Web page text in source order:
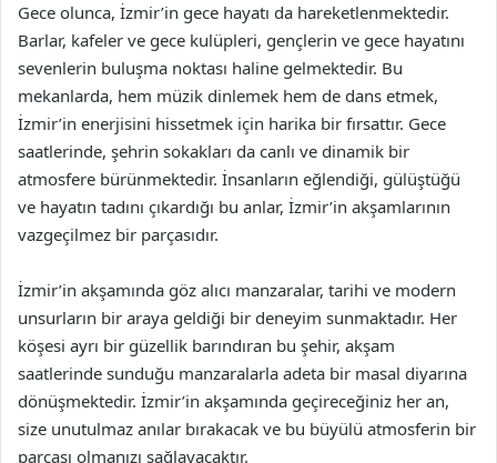
Gece olunca, İzmir’in gece hayatı da hareketlenmektedir.
Barlar, kafeler ve gece kulüpleri, gençlerin ve gece hayatını
sevenlerin buluşma noktası haline gelmektedir. Bu
mekanlarda, hem müzik dinlemek hem de dans etmek,
İzmir’in enerjisini hissetmek için harika bir fırsattır. Gece
saatlerinde, şehrin sokakları da canlı ve dinamik bir
atmosfere bürünmektedir. İnsanların eğlendiği, gülüştüğü
ve hayatın tadını çıkardığı bu anlar, İzmir’in akşamlarının
vazgeçilmez bir parçasıdır.
İzmir’in akşamında göz alıcı manzaralar, tarihi ve modern
unsurların bir araya geldiği bir deneyim sunmaktadır. Her
köşesi ayrı bir güzellik barındıran bu şehir, akşam
saatlerinde sunduğu manzaralarla adeta bir masal diyarına
dönüşmektedir. İzmir’in akşamında geçireceğiniz her an,
size unutulmaz anılar bırakacak ve bu büyülü atmosferin bir
parçası olmanızı sağlayacaktır.